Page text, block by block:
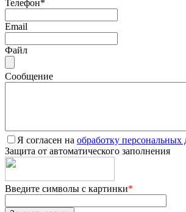
Телефон*
Email
Файл
Сообщение
Я согласен на обработку персональных
Защита от автоматического заполнения
Введите символы с картинки*